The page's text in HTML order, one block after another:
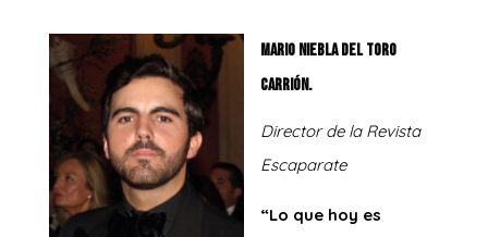
Mario Niebla del Toro
Carrión.
Director de la Revista
Escaparate
“Lo que hoy es